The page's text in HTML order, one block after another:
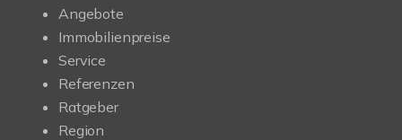
Angebote
Immobilienpreise
Service
Referenzen
Ratgeber
Region